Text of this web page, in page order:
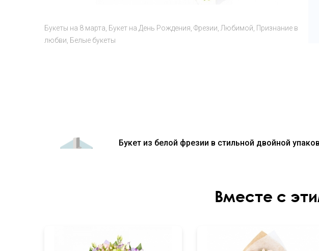
Букеты на 8 марта Букет на День Рождения Фрезии Любимой Признание в
любви Белые букеты
Букет из белой фрезии в стильной двойной
Вместе с